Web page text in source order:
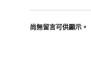
尚無留言可供顯示。